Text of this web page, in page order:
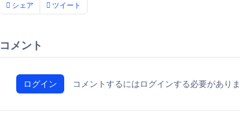
シェア ツイート
コメント
ログイン コメントするにはログインする必要がありま